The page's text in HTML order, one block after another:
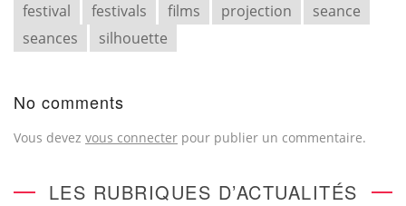
festival
festivals films projection
seance
seances
silhouette
No comments
Vous devez vous connecter pour publier un commentaire.
LES RUBRIQUES D’ACTUALITÉS